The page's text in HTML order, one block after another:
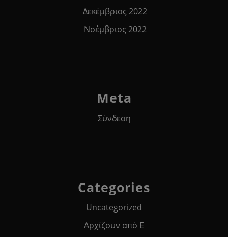
Δεκέμβριος 2022
Νοέμβριος 2022
Meta
Σύνδεση
Categories
Uncategorized
Αρχίζουν από Ε